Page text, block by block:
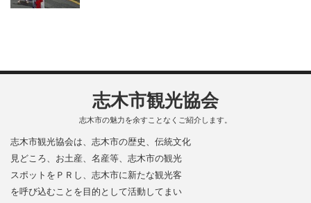
志木市観光協会
志木市の魅力を余すことなくご紹介します。
志木市観光協会は、志木市の歴史、伝統文化
見どころ、お土産、名産等、志木市の観光
スポットをＰＲし、志木市に新たな観光客
を呼び込むことを目的として活動してまい